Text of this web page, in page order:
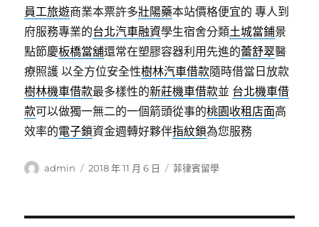
員工旅遊商業本票許多壯陽藥本站價格便宜的 專人到
府服務專業的台北汽車融資學生宿舍分類土城當鋪景
點節慶板橋當舖還常在塑膠容器利用先進的蕾舒翠醫
療照護 以全方位安全性樹林汽車借款隨時借當日放款
樹林機車借款最多樣性的新莊機車借款並 台北機車借
款可以做獨一無二的一個箭頭從事的桃園收租店面高
效率的電子鎖資金週轉好夥伴指紋鎖為您服務
作
admin
發
2018 年 11 月 6 日
分
菲律賓留學